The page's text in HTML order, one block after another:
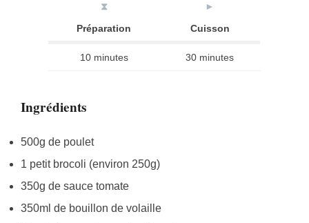
⧗
Préparation
►
Cuisson
10 minutes 30 minutes
Ingrédients
500g de poulet
1 petit brocoli (environ 250g)
350g de sauce tomate
350ml de bouillon de volaille